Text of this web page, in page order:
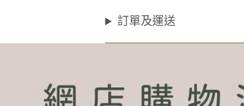
訂單及運送